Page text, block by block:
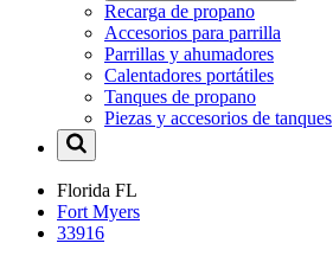
Recarga de propano
Accesorios para parrilla
Parrillas y ahumadores
Calentadores portátiles
Tanques de propano
Piezas y accesorios de tanques
Florida FL
Fort Myers
33916